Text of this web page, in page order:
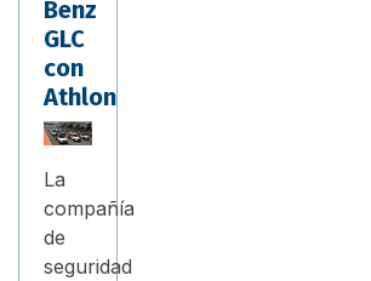
Benz
GLC
con
Athlon
La
compañía
de
seguridad